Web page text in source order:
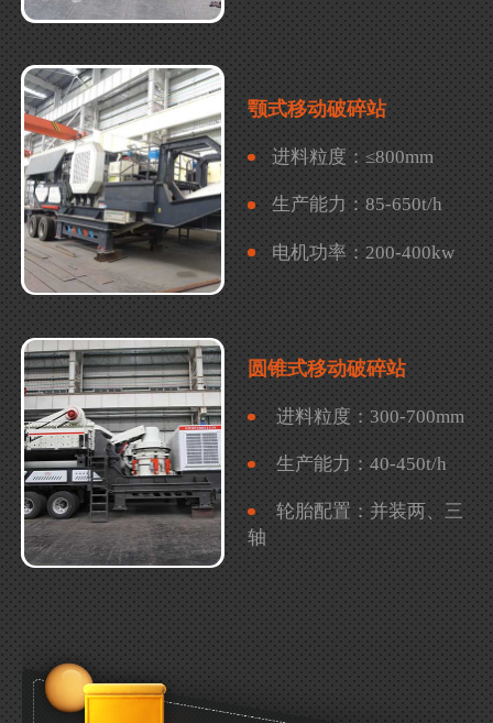
颚式移动破碎站
进料粒度：≤800mm
生产能力：85-650t/h
电机功率： 200-400kw
圆锥式移动破碎站
进料粒度： 300-700mm
生产能力：40-450t/h
轮胎配置： 并装两、三
轴